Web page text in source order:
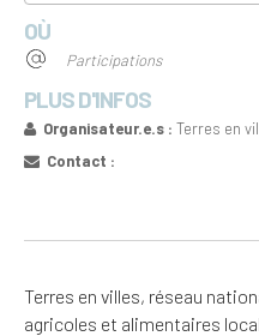
OÙ
Participations
PLUS D'INFOS
Organisateur.e.s : Terres en
Contact :
Terres en villes, réseau
agricoles et alimentaires